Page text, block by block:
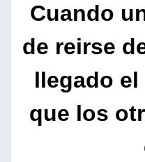
Cuando
de reirse
llegado
que los